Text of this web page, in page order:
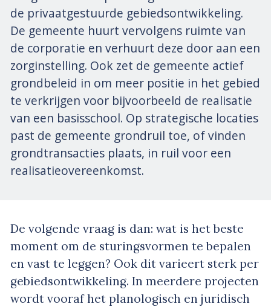
de privaatgestuurde gebiedsontwikkeling.
De gemeente huurt vervolgens ruimte van
de corporatie en verhuurt deze door aan een
zorginstelling. Ook zet de gemeente actief
grondbeleid in om meer positie in het gebied
te verkrijgen voor bijvoorbeeld de realisatie
van een basisschool. Op strategische locaties
past de gemeente grondruil toe, of vinden
grondtransacties plaats, in ruil voor een
realisatie­overeenkomst.
De volgende vraag is dan: wat is het beste
moment om de sturingsvormen te bepalen
en vast te leggen? Ook dit varieert sterk per
gebiedsontwikkeling. In meerdere projecten
wordt vooraf het planologisch en juridisch